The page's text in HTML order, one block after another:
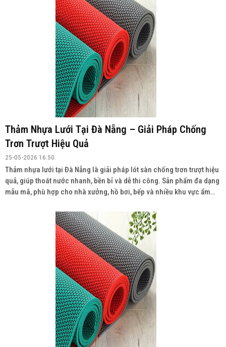
Thảm Nhựa Lưới Tại Đà Nẵng – Giải Pháp Chống
Trơn Trượt Hiệu Quả
25-05-2026 16:50
Thảm nhựa lưới tại Đà Nẵng là giải pháp lót sàn chống trơn trượt hiệu
quả, giúp thoát nước nhanh, bền bỉ và dễ thi công. Sản phẩm đa dạng
mẫu mã, phù hợp cho nhà xưởng, hồ bơi, bếp và nhiều khu vực ẩm